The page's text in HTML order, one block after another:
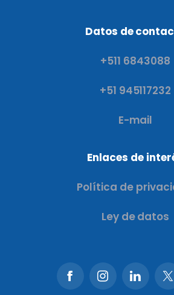
Datos de
+511 6843088
+51 945117232
E-mail
Enlaces de
Política de
Ley de datos